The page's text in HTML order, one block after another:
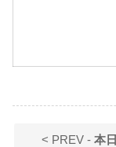
< PREV - 本